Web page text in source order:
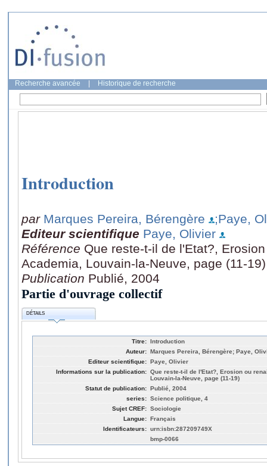
Recherche avancée Historique de recherche
Introduction
par Marques Pereira, Bérengère
;Paye,
Editeur scientifique Paye, Olivier
Référence Que reste-t-il de l'Etat?,
Academia, Louvain-la-Neuve, page (11-19)
Publication Publié, 2004
Partie d'ouvrage collectif
DÉTAILS
Titre: Introduction
Auteur: Marques Pereira, Bérengère; Paye,
Editeur scientifique: Paye, Olivier
Informations sur la publication: Que reste-t-il de l'Etat?, Erosion ou
Louvain-la-Neuve, page (11-19)
Statut de publication: Publié, 2004
series: Science politique, 4
Sujet CREF: Sociologie
Langue: Français
Identificateurs: urn:isbn:287209749X
bmp-0066